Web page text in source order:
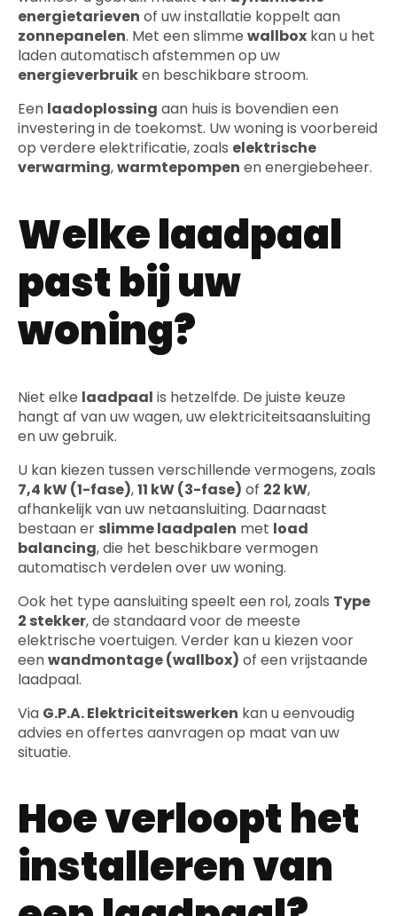
energietarieven of uw installatie koppelt aan
zonnepanelen. Met een slimme wallbox kan u het
laden automatisch afstemmen op uw
energieverbruiken beschikbare stroom.
Een laadoplossing aan huis is bovendien een
investering in de toekomst. Uw woning is voorbereid
op verdere elektrificatie, zoals elektrische
verwarming,warmtepompen en energiebeheer.
Welke laadpaal
past bij uw
woning?
Niet elke laadpaal is hetzelfde. De juiste keuze
hangt af van uw wagen, uw elektriciteitsaansluiting
en uw gebruik.
U kan kiezen tussen verschillende vermogens, zoals
7,4 kW (1-fase),11 kW (3-fase) of 22 kW,
afhankelijk van uw netaansluiting. Daarnaast
bestaan er slimme laadpalen met load
balancing, die het beschikbare vermogen
automatisch verdelen over uw woning.
Ook het type aansluiting speelt een rol, zoals Type
2 stekker, de standaard voor de meeste
elektrische voertuigen. Verder kan u kiezen voor
eenwandmontage (wallbox) of een vrijstaande
laadpaal.
Via G.P.A. Elektriciteitswerken kan u eenvoudig
advies en offertes aanvragen op maat van uw
situatie.
Hoe verloopt het
installeren van